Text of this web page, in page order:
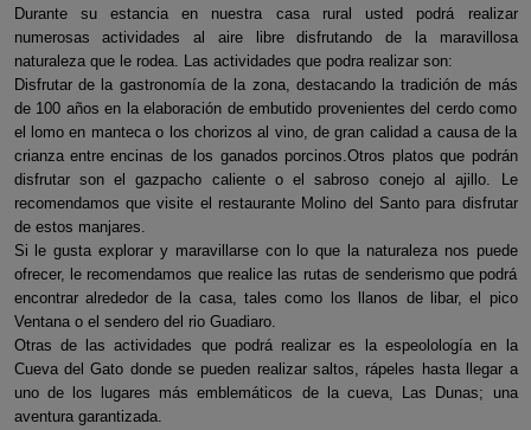
Durante su estancia en nuestra casa rural usted podrá realizar
numerosas actividades al aire libre disfrutando de la maravillosa
naturaleza que le rodea. Las actividades que podra realizar son:
Disfrutar de la gastronomía de la zona, destacando la tradición de más
de 100 años en la elaboración de embutido provenientes del cerdo como
el lomo en manteca o los chorizos al vino, de gran calidad a causa de la
crianza entre encinas de los ganados porcinos.Otros platos que podrán
disfrutar son el gazpacho caliente o el sabroso conejo al ajillo. Le
recomendamos que visite el restaurante Molino del Santo para disfrutar
de estos manjares.
Si le gusta explorar y maravillarse con lo que la naturaleza nos puede
ofrecer, le recomendamos que realice las rutas de senderismo que podrá
encontrar alrededor de la casa, tales como los llanos de libar, el pico
Ventana o el sendero del rio Guadiaro.
Otras de las actividades que podrá realizar es la espeolología en la
Cueva del Gato donde se pueden realizar saltos, rápeles hasta llegar a
uno de los lugares más emblemáticos de la cueva, Las Dunas; una
aventura garantizada.